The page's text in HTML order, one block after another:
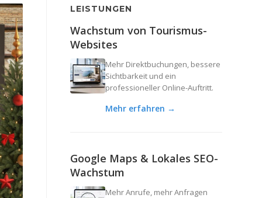
LEISTUNGEN
Wachstum von Tourismus-
Websites
Mehr Direktbuchungen, bessere
Sichtbarkeit und ein
professioneller Online-Auftritt.
Mehr erfahren →
Google Maps & Lokales SEO-
Wachstum
Mehr Anrufe, mehr Anfragen